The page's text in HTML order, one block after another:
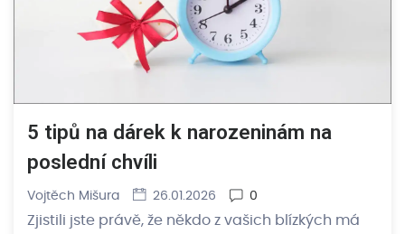
5 tipů na dárek k narozeninám na
poslední chvíli
Vojtěch Mišura 26.01.2026 0
Zjistili jste právě, že někdo z vašich blízkých má